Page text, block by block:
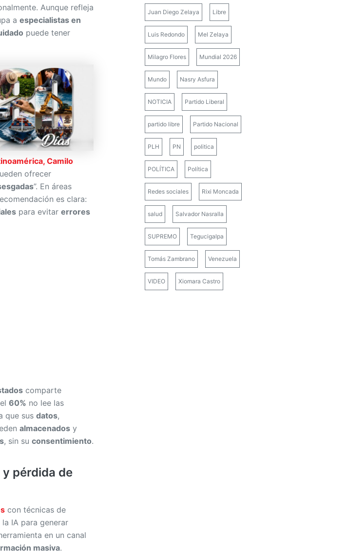
Aunque refleja
a especialistas en
puede tener
Camilo
ofrecer
”. En áreas
es clara:
para evitar errores
comparte
60% no lee las
que sus datos,
almacenados y
, sin su consentimiento.
pérdida de
con técnicas de
la IA para generar
en un canal
masiva.
Juan Diego Zelaya Libre
Luis Redondo Mel Zelaya
Milagro Flores Mundial 2026
Mundo Nasry Asfura
NOTICIA Partido Liberal
partido libre Partido Nacional
PLH PN politica
POLÍTICA Política
Redes sociales Rixi Moncada
salud Salvador Nasralla
SUPREMO Tegucigalpa
Tomás Zambrano Venezuela
VIDEO Xiomara Castro